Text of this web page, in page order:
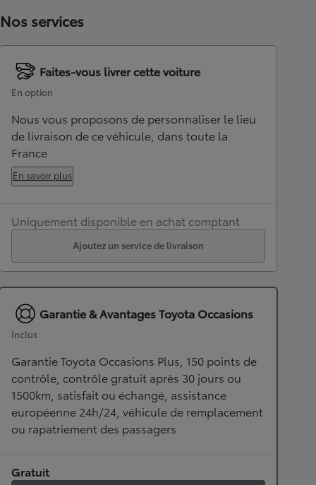
Nos services
Faites-vous livrer cette voiture
En option
Nous vous proposons de personnaliser le lieu
de livraison de ce véhicule, dans toute la
France
En savoir plus
Uniquement disponible en achat comptant
Ajoutez un service de livraison
Garantie & Avantages Toyota Occasions
Inclus
Garantie Toyota Occasions Plus, 150 points de
contrôle, contrôle gratuit après 30 jours ou
1500km, satisfait ou échangé, assistance
européenne 24h/24, véhicule de remplacement
ou rapatriement des passagers
Gratuit